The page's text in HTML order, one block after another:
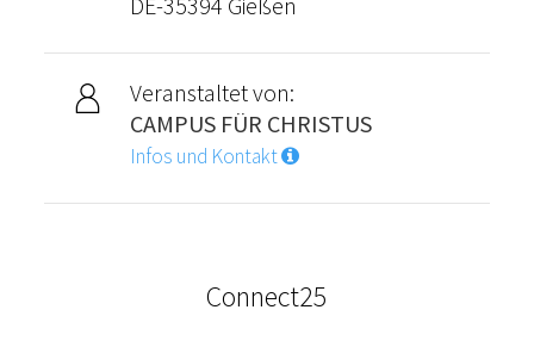
Veranstaltet von:
CAMPUS FÜR CHRISTUS
Infos und Kontakt
Connect25